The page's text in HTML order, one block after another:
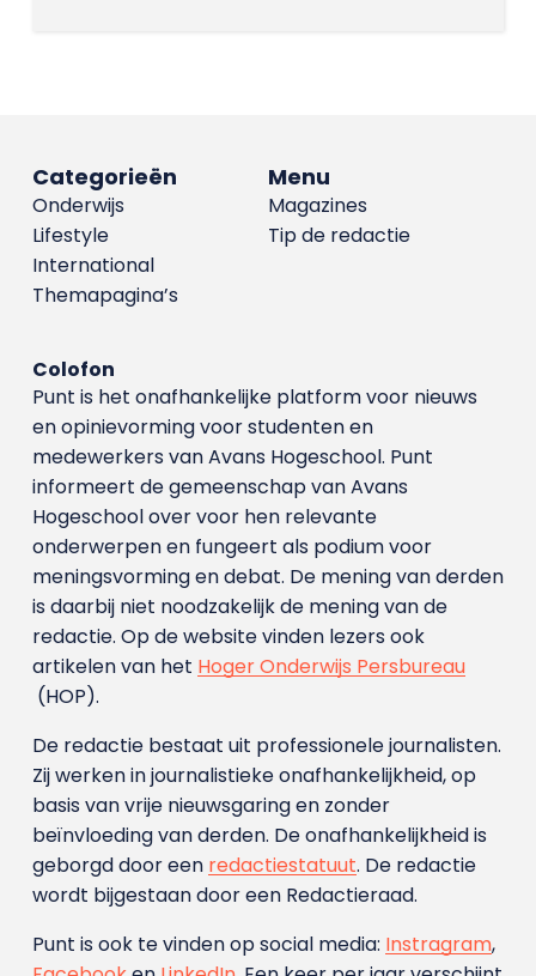
Menu
Magazines
Tip de redactie
Categorieën
Onderwijs
Lifestyle
International
Themapagina’s
Colofon
Punt is het onafhankelijke platform voor nieuws
en opinievorming voor studenten en
medewerkers van Avans Hoge­school. Punt
informeert de gemeenschap van Avans
Hogeschool over voor hen relevante
onderwerpen en fungeert als podium voor
meningsvorming en debat. De mening van derden
is daarbij niet noodzakelijk de mening van de
redactie. Op de website vinden lezers ook
artikelen van het Hoger Onderwijs Persbureau
(HOP).
De redactie bestaat uit professionele journalisten.
Zij werken in journalistieke onafhankelijkheid, op
basis van vrije nieuwsgaring en zonder
beïnvloeding van derden. De onafhankelijkheid is
geborgd door een redactiestatuut. De redactie
wordt bijgestaan door een Redactieraad.
Punt is ook te vinden op social media: Instragram,